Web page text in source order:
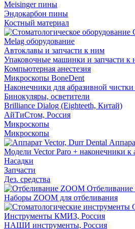
Meisinger пины
Эндокарбон пины
Костный материал
Melag оборудование
Автоклавы и запчасти к ним
Упаковочные машинки и запчасти к
Компьютерная анестезия
Микроскопы BoneDent
Наконечники для абразивной чистки
Бинокуляры, осветители
Brilliance Dialog (Eighteeth, Китай)
АйТиСтом, Россия
Микроскопы
Микроскопы
Модели Vector Paro + наконечники к
Насадки
Запчасти
Дез. средства
Наборы ZOOM для отбеливания
Инструменты КМИЗ, Россия
НАШИ инструменты, Россия